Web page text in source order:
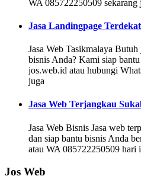
WA 085722250509 sekarang
Jasa Landingpage
Jasa Web Tasikmalaya
bisnis Anda? Kami siap
jos.web.id atau hubungi
juga
Jasa Web Terjangkau
Jasa Web Bisnis Jasa web
dan siap bantu bisnis Anda
atau WA 085722250509 hari
Jos Web